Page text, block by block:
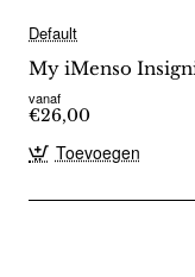
Default
My iMenso
vanaf
€26,00
Toevoegen